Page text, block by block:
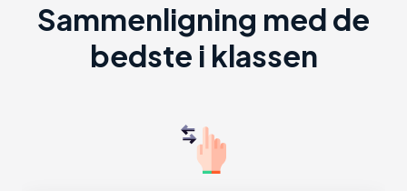
Sammenligning med de
bedste i klassen